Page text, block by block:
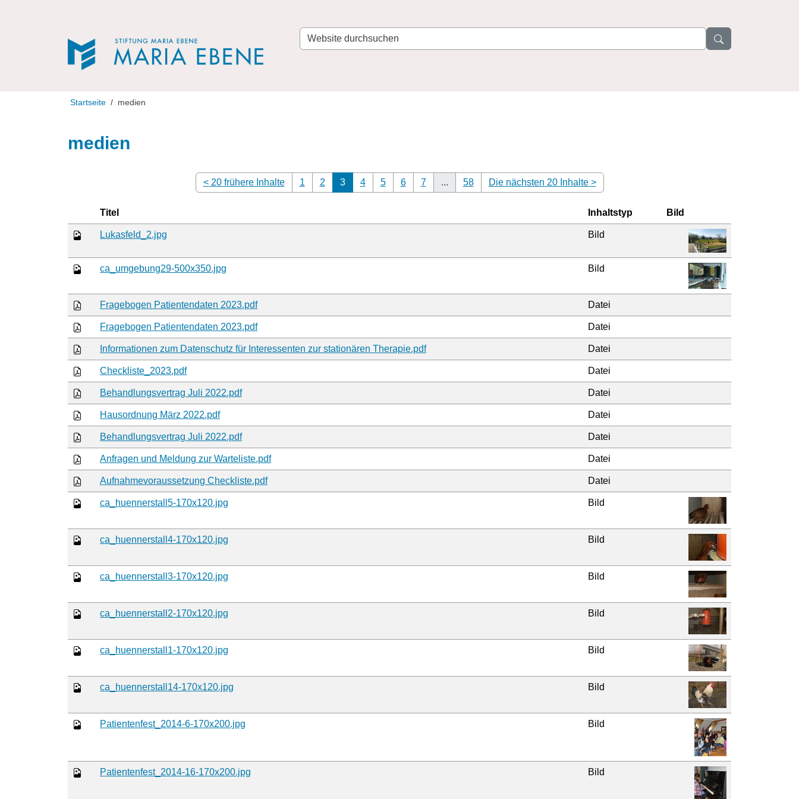
Website
durchsuchen
Startseite medien
medien
< 20 frühere Inhalte 1 2
3
4 5 6 7 ... 58 Die nächsten 20 Inhalte >
Titel Inhaltstyp Bild
Lukasfeld_2.jpg Bild
ca_umgebung29-500x350.jpg Bild
Fragebogen Patientendaten 2023.pdf Datei
Fragebogen Patientendaten 2023.pdf Datei
Informationen zum Datenschutz für Interessenten zur stationären Therapie.pdf Datei
Checkliste_2023.pdf Datei
Behandlungsvertrag Juli 2022.pdf Datei
Hausordnung März 2022.pdf Datei
Behandlungsvertrag Juli 2022.pdf Datei
Anfragen und Meldung zur Warteliste.pdf Datei
Aufnahmevoraussetzung Checkliste.pdf Datei
ca_huennerstall5-170x120.jpg Bild
ca_huennerstall4-170x120.jpg Bild
ca_huennerstall3-170x120.jpg Bild
ca_huennerstall2-170x120.jpg Bild
ca_huennerstall1-170x120.jpg Bild
ca_huennerstall14-170x120.jpg Bild
Patientenfest_2014-6-170x200.jpg Bild
Patientenfest_2014-16-170x200.jpg Bild